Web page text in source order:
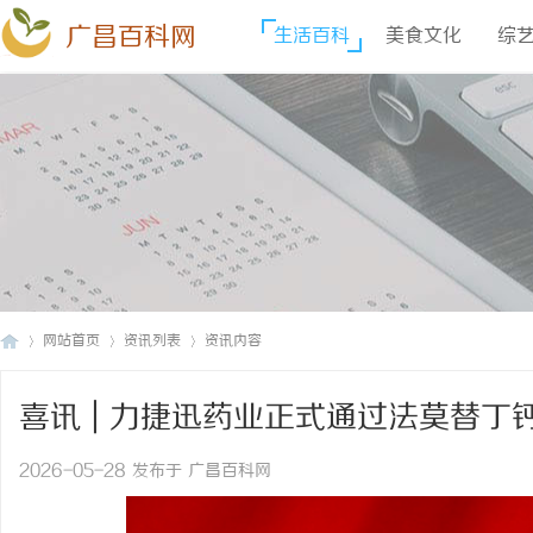
广昌百科网 生活百科 美食文化 综
网站首页 资讯列表 资讯内容
喜讯 | 力捷迅药业正式通过法莫替丁
评价！
2026-05-28 发布于 广昌百科网